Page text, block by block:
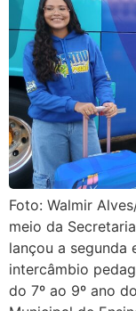
Foto: Walmir
meio da
lançou a segunda
intercâmbio
do 7º ao 9º ano